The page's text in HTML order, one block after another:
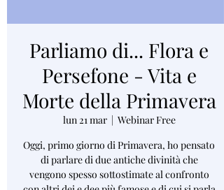
Parliamo di... Flora e
Persefone - Vita e
Morte della Primavera
lun 21 mar
  |
Webinar Free
Oggi, primo giorno di Primavera, ho pensato
di parlare di due antiche divinità che
vengono spesso sottostimate al confronto